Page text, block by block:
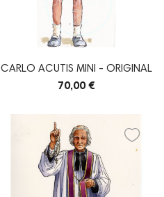
CARLO ACUTIS MINI - ORIGINAL
70,00 €